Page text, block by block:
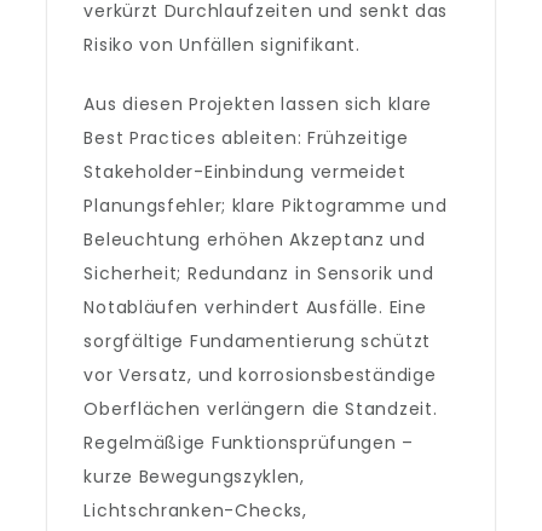
verkürzt Durchlaufzeiten und senkt das
Risiko von Unfällen signifikant.
Aus diesen Projekten lassen sich klare
Best Practices ableiten: Frühzeitige
Stakeholder-Einbindung vermeidet
Planungsfehler; klare Piktogramme und
Beleuchtung erhöhen Akzeptanz und
Sicherheit; Redundanz in Sensorik und
Notabläufen verhindert Ausfälle. Eine
sorgfältige Fundamentierung schützt
vor Versatz, und korrosionsbeständige
Oberflächen verlängern die Standzeit.
Regelmäßige Funktionsprüfungen –
kurze Bewegungszyklen,
Lichtschranken-Checks,